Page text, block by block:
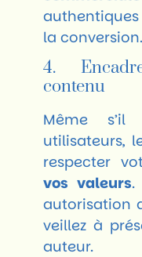
la conversion.
4.
contenu
Même
utilisateurs,
respecter
vos valeurs.
autorisation
veillez à
auteur.